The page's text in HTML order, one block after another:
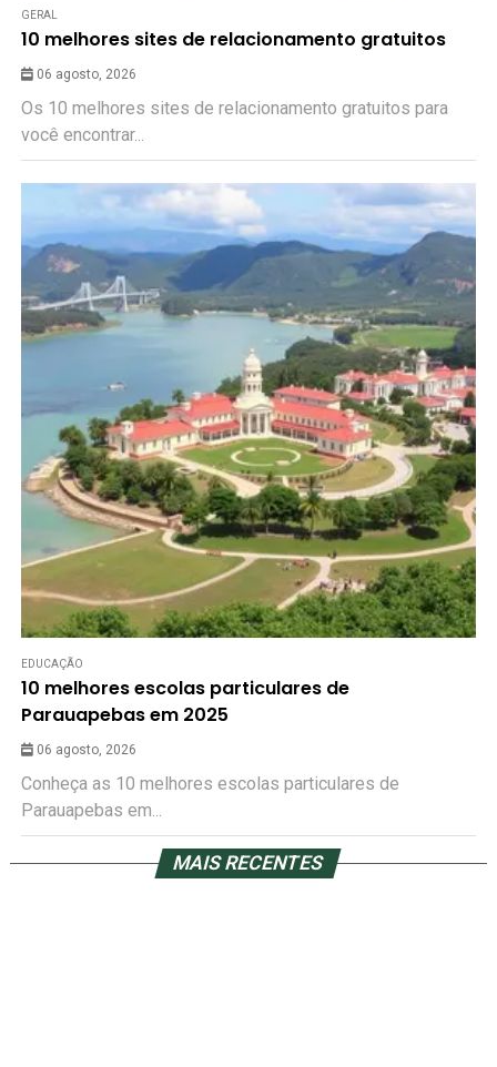
GERAL
10 melhores sites de relacionamento gratuitos
06 agosto, 2026
Os 10 melhores sites de relacionamento gratuitos para
você encontrar...
EDUCAÇÃO
10 melhores escolas particulares de
Parauapebas em 2025
06 agosto, 2026
Conheça as 10 melhores escolas particulares de
Parauapebas em...
MAIS RECENTES